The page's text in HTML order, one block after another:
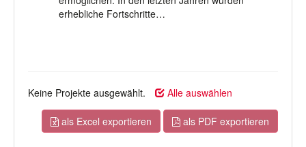
erhebliche Fortschritte…
Keine Projekte ausgewählt. Alle auswählen
als Excel exportieren als PDF exportieren